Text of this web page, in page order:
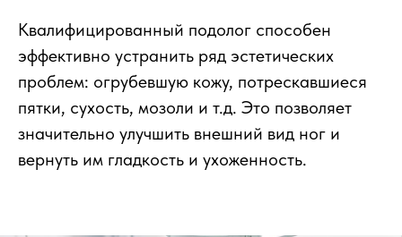
Квалифицированный подолог способен
эффективно устранить ряд эстетических
проблем: огрубевшую кожу, потрескавшиеся
пятки, сухость, мозоли и т.д. Это позволяет
значительно улучшить внешний вид ног и
вернуть им гладкость и ухоженность.